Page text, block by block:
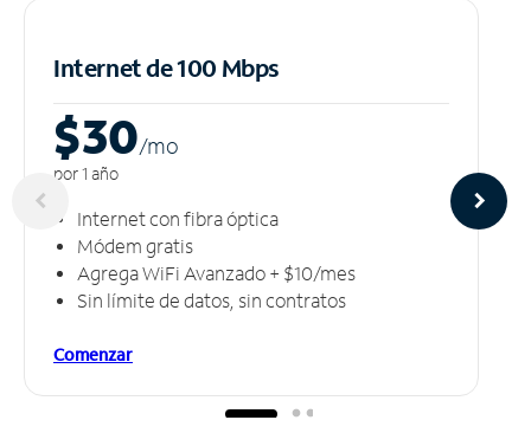
Internet de 100 Mbps
$30/mo
por 1 año
Internet con fibra óptica
Módem gratis
Agrega WiFi Avanzado + $10/mes
Sin límite de datos, sin contratos
Comenzar